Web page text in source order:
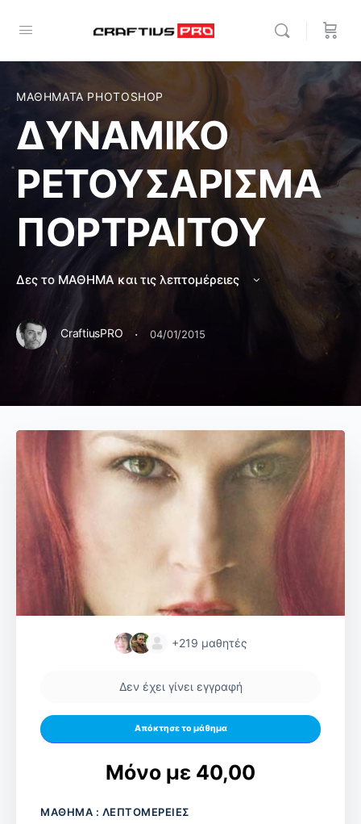
ΜΑΘΗΜΑΤΑ PHOTOSHOP
ΔΥΝΑΜΙΚΟ
ΡΕΤΟΥΣΑΡΙΣΜΑ
ΠΟΡΤΡΑΙΤΟΥ
Δες το ΜΑΘΗΜΑ και τις λεπτομέρειες
CraftiusPRO · 04/01/2015
+219 μαθητές
Δεν έχει γίνει εγγραφή
Απόκτησε το μάθημα
Μόνο με 40,00
ΜΑΘΗΜΑ : ΛΕΠΤΟΜΕΡΕΙΕΣ